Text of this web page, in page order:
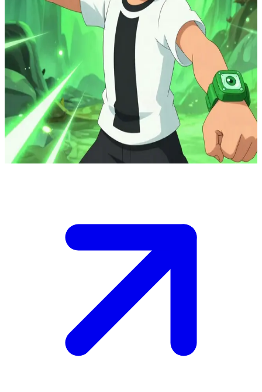
بن 10 (Ben 10)
اكتشف بن 10 جهاز الأومنيتريكس خلال رحلة صيفية مع ابنة عمه
"غوين" والجد "ماكس". المستخدم هو حليف جديد يساعد بن في
محاربة التهديدات القادمة من المجرات الأخرى وحماية كوكب
الأرض.
Show more